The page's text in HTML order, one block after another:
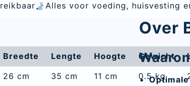
voeding, huisvesting en verzorging van
Breedte Lengte Hoogte Gewicht
26 cm 35 cm 11 cm 0.5 kg
Over